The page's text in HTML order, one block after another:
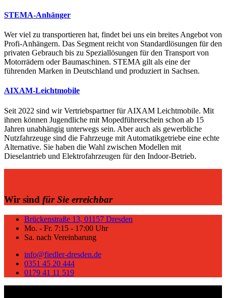
STEMA-Anhänger
Wer viel zu transportieren hat, findet bei uns ein breites Angebot von
Profi-Anhängern. Das Segment reicht von Standardlösungen für den
privaten Gebrauch bis zu Speziallösungen für den Transport von
Motorrädern oder Baumaschinen. STEMA gilt als eine der
führenden Marken in Deutschland und produziert in Sachsen.
AIXAM-Leichtmobile
Seit 2022 sind wir Vertriebspartner für AIXAM Leichtmobile. Mit
ihnen können Jugendliche mit Mopedführerschein schon ab 15
Jahren unabhängig unterwegs sein. Aber auch als gewerbliche
Nutzfahrzeuge sind die Fahrzeuge mit Automatikgetriebe eine echte
Alternative. Sie haben die Wahl zwischen Modellen mit
Dieselantrieb und Elektrofahrzeugen für den Indoor-Betrieb.
Wir sind für Sie erreichbar
Brückenstraße 13, 01157 Dresden
Mo. - Fr. 7:15 - 17:00 Uhr
Sa. nach Vereinbarung
info@fiedler-dresden.de
0351 45 20 444
0179 41 11 519